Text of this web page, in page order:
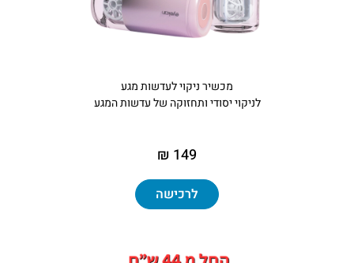
מכשיר ניקוי לעדשות מגע
לניקוי יסודי ותחזוקה של עדשות המגע
149 ₪
לרכישה